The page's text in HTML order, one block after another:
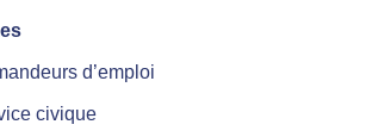
d’emploi
civique